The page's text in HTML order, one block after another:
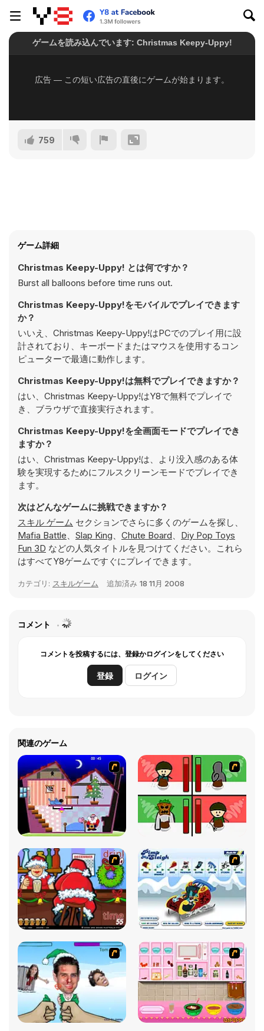
759
ゲーム詳細
Christmas Keepy-Uppy! とは何ですか？
Burst all balloons before time runs out.
Christmas Keepy-Uppy!をモバイルでプレイできます
か？
いいえ、Christmas Keepy-Uppy!はPCでのプレイ用に設
計されており、キーボードまたはマウスを使用するコン
ピューターで最適に動作します。
Christmas Keepy-Uppy!は無料でプレイできますか？
はい、Christmas Keepy-Uppy!はY8で無料でプレイで
き、ブラウザで直接実行されます。
Christmas Keepy-Uppy!を全画面モードでプレイでき
ますか？
はい、Christmas Keepy-Uppy!は、より没入感のある体
験を実現するためにフルスクリーンモードでプレイでき
ます。
次はどんなゲームに挑戦できますか？
スキル ゲーム セクションでさらに多くのゲームを探し、
Mafia Battle、 Slap King、 Chute Board、 Diy Pop Toys
Fun 3D などの人気タイトルを見つけてください。これら
はすべてY8ゲームですぐにプレイできます。
カテゴリ: スキルゲーム 追加済み 18 11月 2008
コメント
コメントを投稿するには、登録かログインをしてください
登録 ログイン
関連のゲーム